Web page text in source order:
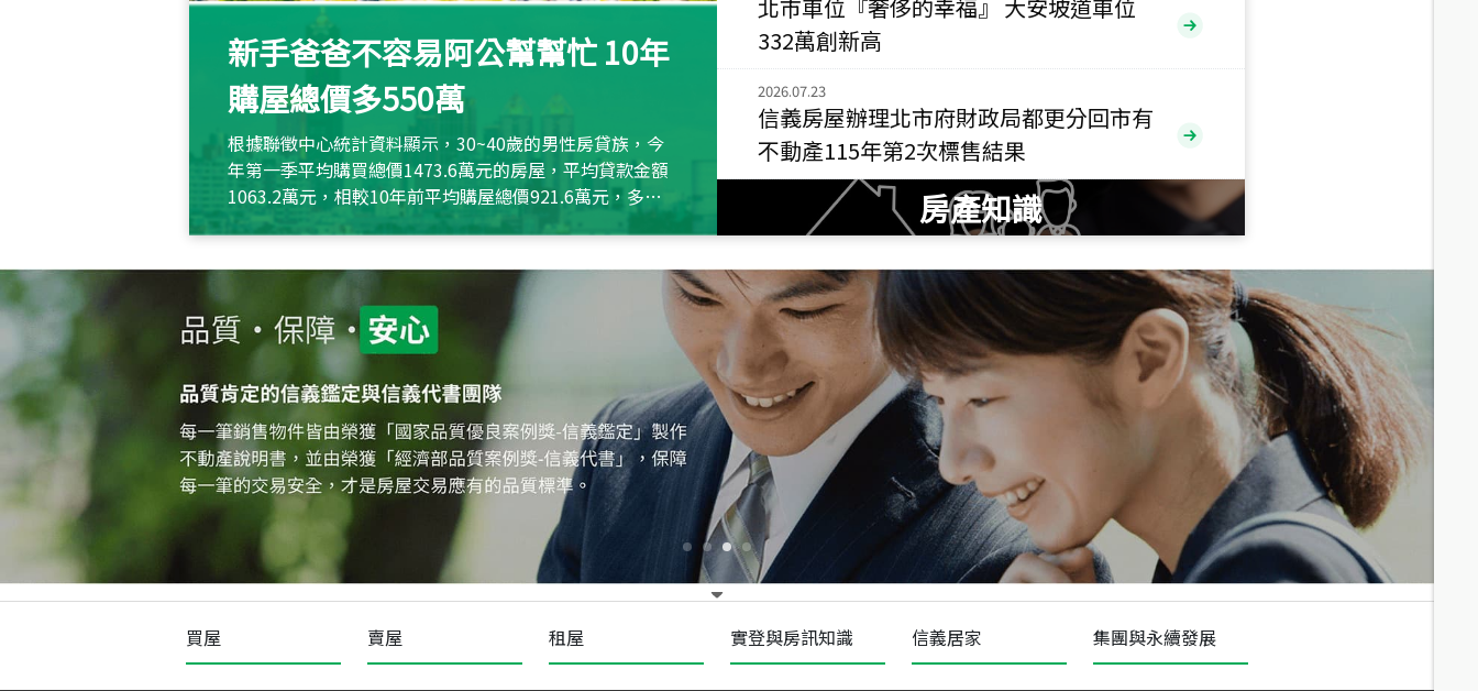
115年
小西華 1,938萬
115 年07 月 成交
捷豹
台北市中山區長春路
115年07月 成交
十泉十美
台北市北投區光明路
總價
1,020萬
年 07月 成交
四維天廈
新竹市新竹市四維路
總價
490萬
115 月 成交
菁英典藏
新竹市新竹市慈祥路
1,808
新手爸爸不容易阿公幫幫忙 10年
購屋總價多550萬
根據聯徵中心統計資料顯示，30~40歲的男性房貸族，今
年第一季平均購買總價1473.6萬元的房屋，平均貸款金額
1063.2萬元，相較10年前平均購屋總價921.6萬元，多出
約550萬元，且貸款金額也多
北市車位『奢侈的幸福』 大安坡道車位
332萬創新高
2026.07.23
信義房屋辦理北市府財政局都更分回市有
不動產115年第2次標售結果
房產知識
買屋 賣屋 租屋 實登與房訊知識 信義居家 集團與永續發展